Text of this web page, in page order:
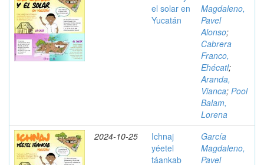
el solar en
Yucatán
Magdaleno,
Pavel
Alonso;
Cabrera
Franco,
Ehécatl;
Aranda,
Vianca; Pool
Balam,
Lorena
2024-10-25
Ichnaj
yéetel
táankab
García
Magdaleno,
Pavel